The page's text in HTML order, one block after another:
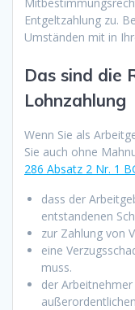
Entgeltzahlung zu.
Umständen mit in
Das sind die
Lohnzahlung
Wenn Sie als
Sie auch ohne
286 Absatz 2 Nr. 1
dass der
entstandenen
zur Zahlung von
eine
muss.
der